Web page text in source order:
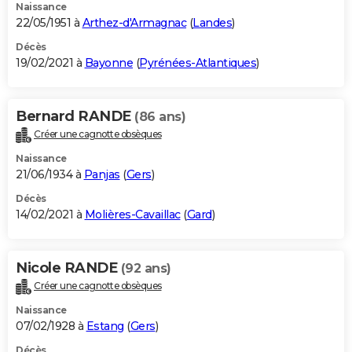
Naissance
22/05/1951 à Arthez-d'Armagnac(Landes)
Décès
19/02/2021 à Bayonne (Pyrénées-Atlantiques)
Bernard RANDE (86 ans)
Créer une cagnotte obsèques
Naissance
21/06/1934 à Panjas (Gers)
Décès
14/02/2021 à Molières-Cavaillac(Gard)
Nicole RANDE (92 ans)
Créer une cagnotte obsèques
Naissance
07/02/1928 à Estang (Gers)